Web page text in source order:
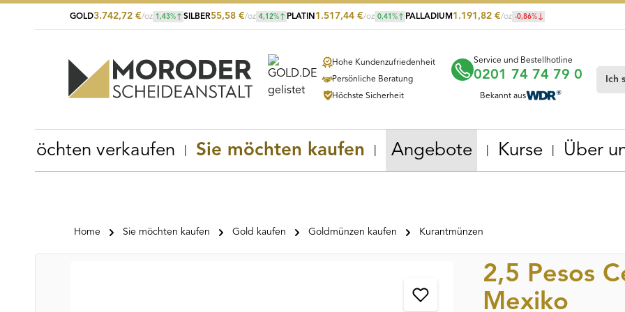
Zum Hauptinhalt springen
Zur Suche springen
Zur Hauptnavigation springen
GOLD3.742,72 €/oz 1,43% SILBER55,58 €/oz 4,12% PLATIN 1.517,44 €/oz 0,41 % PALLADIUM 1.191,82 €/oz -0,86%
Hohe Kundenzufriedenheit
Persönliche Beratung
Höchste Sicherheit
Service und Bestellhotline
0201 74 74 79 0
Bekannt aus
möchten verkaufen Sie möchten kaufen Angebote Kurse Über
Home Sie möchten kaufen Gold kaufen Goldmünzen kaufen Kurantmünzen
2,5 Pesos
Mexiko